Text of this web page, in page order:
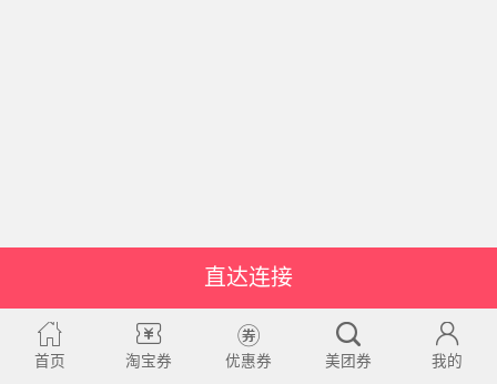
直达连接
首页 淘宝券 优惠券 美团券 我的